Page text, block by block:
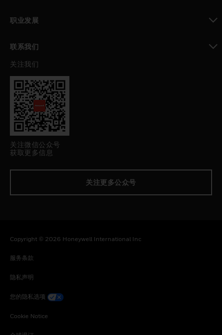
职业发展
联系我们
toggle view
关注我们
关注微信公众号
获取更多信息
关注更多公众号
Copyright © 2026 Honeywell International Inc
服务条款
隐私声明
您的隐私选项
Cookie Notice